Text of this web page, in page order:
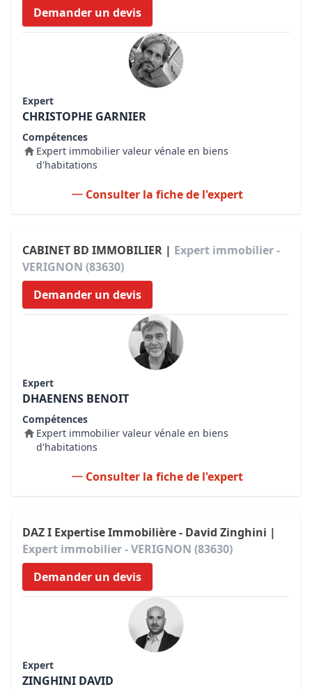
Demander un devis
Expert
CHRISTOPHE GARNIER
Compétences
Expert immobilier valeur vénale en biens
d'habitations
Consulter la fiche de l'expert
CABINET BD IMMOBILIER | Expert immobilier -
VERIGNON (83630)
Demander un devis
Expert
DHAENENS BENOIT
Compétences
Expert immobilier valeur vénale en biens
d'habitations
Consulter la fiche de l'expert
DAZ I Expertise Immobilière - David Zinghini |
Expert immobilier - VERIGNON (83630)
Demander un devis
Expert
ZINGHINI DAVID